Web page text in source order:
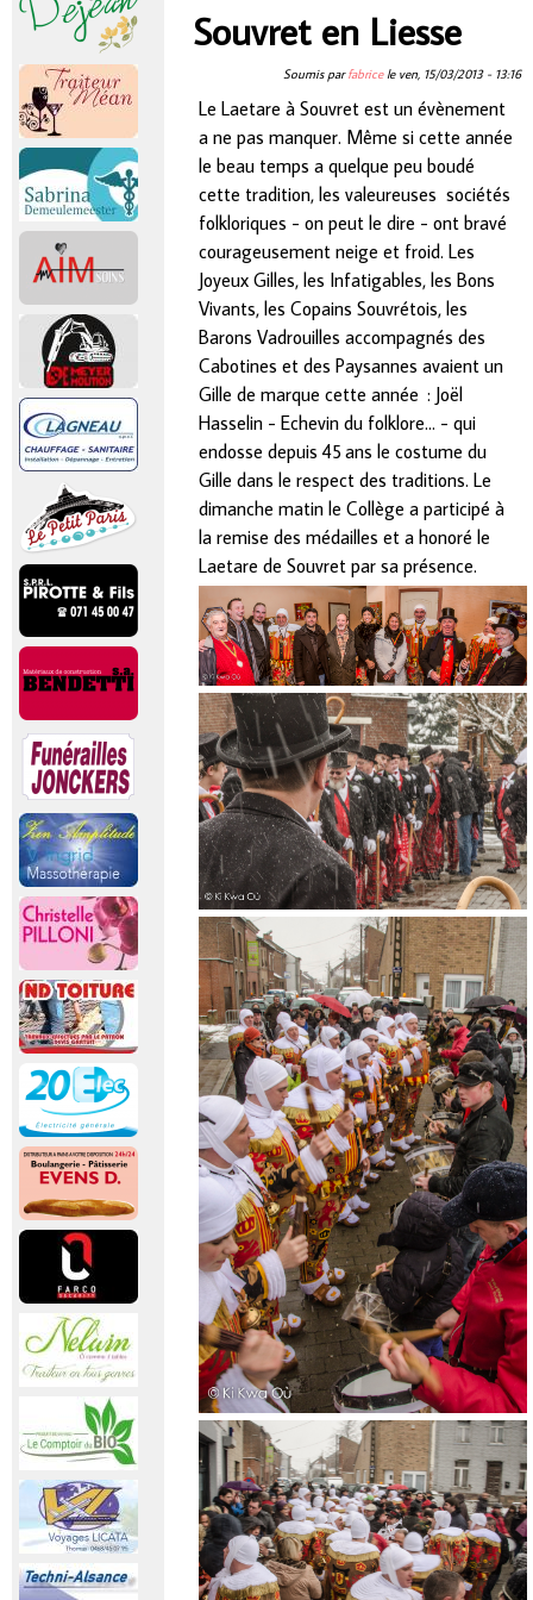
Vous êtes ici
Souvret en Liesse
Soumis parfabricele ven, 15/03/2013 - 13:16
Le Laetare à Souvret est un évènement
a ne pas manquer. Même si cette année
le beau temps a quelque peu boudé
cette tradition, les valeureuses sociétés
folkloriques - on peut le dire - ont bravé
courageusement neige et froid. Les
Joyeux Gilles, les Infatigables, les Bons
Vivants, les Copains Souvrétois, les
Barons Vadrouilles accompagnés des
Cabotines et des Paysannes avaient un
Gille de marque cette année : Joël
Hasselin - Echevin du folklore… - qui
endosse depuis 45 ans le costume du
Gille dans le respect des traditions. Le
dimanche matin le Collège a participé à
la remise des médailles et a honoré le
Laetare de Souvret par sa présence.
r
n
c
p